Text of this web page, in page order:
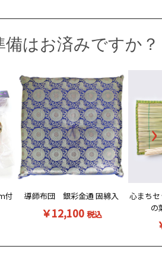
備はお済みですか？
付
導師布団 銀彩金通 固綿入
￥12,100 税込
心まち
の
›